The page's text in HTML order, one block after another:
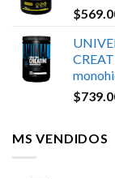
$
$
MS VENDIDOS